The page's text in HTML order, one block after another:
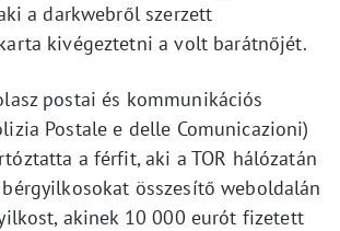
a darkwebről szerzett
kivégeztetni a volt barátnőjét.
postai és kommunikációs
Postale e delle Comunicazioni)
a férfit, aki a TOR hálózatán
összesítő weboldalán
akinek 10 000 eurót fizetett